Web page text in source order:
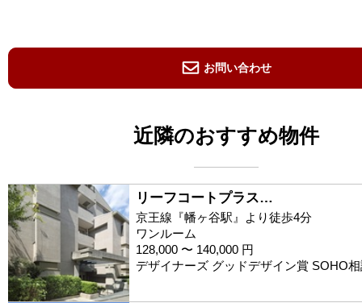
お問い合わせ
近隣のおすすめ物件
リーフコートプラス…
京王線『幡ヶ谷駅』より徒歩4分
ワンルーム
128,000 〜 140,000 円
デザイナーズ グッドデザイン賞 SOHO